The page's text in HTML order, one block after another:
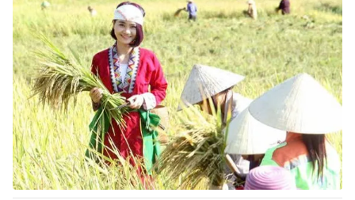
® Cấm sao chép dưới mọi hình thức nếu không có sự chấp
thuận bằng văn bản. Ghi rõ nguồn VTV.vn khi phát hành lại